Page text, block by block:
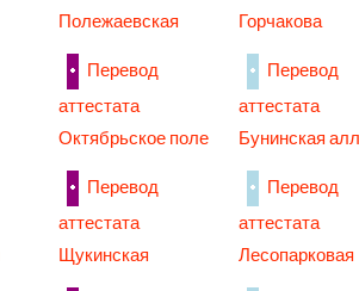
Полежаевская
Горчакова
Перевод
аттестата
Октябрьское поле
Перевод
аттестата
Бунинская
Перевод
аттестата
Щукинская
Перевод
аттестата
Лесопарковая